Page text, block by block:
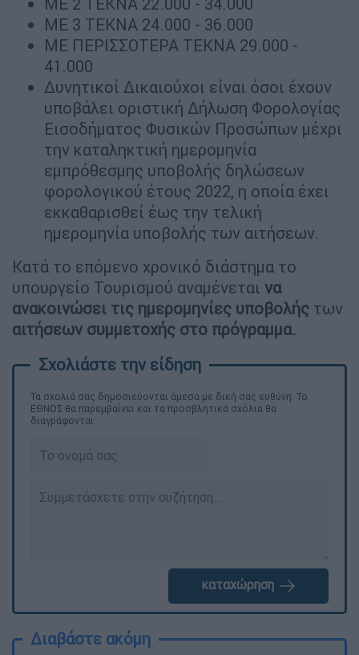
ΜΕ 3 ΤΕΚΝΑ 24.000 - 36.000
ΜΕ ΠΕΡΙΣΣΟΤΕΡΑ ΤΕΚΝΑ 29.000 -
41.000
Δυνητικοί Δικαιούχοι είναι όσοι έχουν
υποβάλει οριστική Δήλωση Φορολογίας
Εισοδήματος Φυσικών Προσώπων μέχρι
την καταληκτική ημερομηνία
εμπρόθεσμης υποβολής δηλώσεων
φορολογικού έτους 2022, η οποία έχει
εκκαθαρισθεί έως την τελική
ημερομηνία υποβολής των αιτήσεων.
Κατά το επόμενο χρονικό διάστημα το
υπουργείο Τουρισμού αναμένεται να
ανακοινώσει τις ημερομηνίες υποβολής των
αιτήσεων συμμετοχής στο πρόγραμμα.
Τα σχολιά σας δημοσιεύονται άμεσα με δική σας ευθύνη. Το
ΕΘΝΟΣ θα παρεμβαίνει και τα προσβλητικά σχόλια θα
διαγράφονται
καταχώρηση
Διαβάστε ακόμη